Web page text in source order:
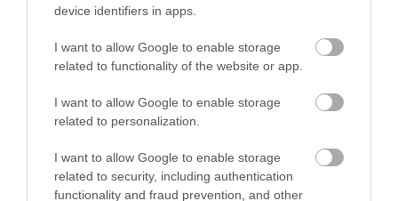
device identifiers in apps.
I want to allow Google to enable storage
related to functionality of the website or app.
I want to allow Google to enable storage
related to personalization.
I want to allow Google to enable storage
related to security, including authentication
functionality and fraud prevention, and other